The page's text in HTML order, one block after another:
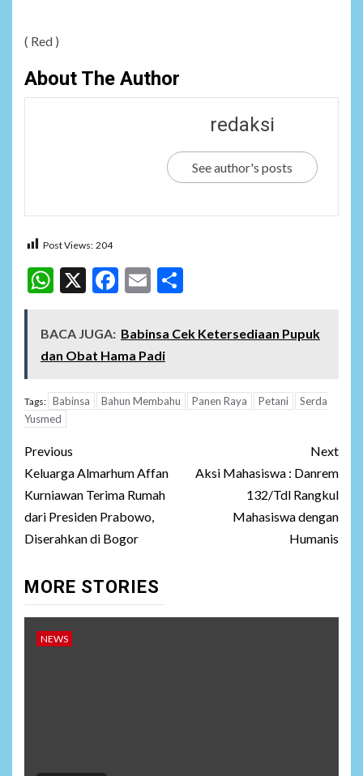
( Red )
About The Author
redaksi
See author's posts
Post Views: 204
WhatsApp
X Facebook
Email
BACA JUGA: Babinsa Cek Ketersediaan Pupuk
dan Obat Hama Padi
Tags: Babinsa Bahun Membahu Panen Raya Petani
Serda
Yusmed
Post
navigation
Previous
Keluarga Almarhum Affan
Kurniawan Terima Rumah
dari Presiden Prabowo,
Diserahkan di Bogor
Next
Aksi Mahasiswa : Danrem
132/Tdl Rangkul
Mahasiswa dengan
Humanis
MORE STORIES
NEWS